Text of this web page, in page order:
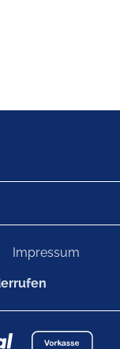
Impressum